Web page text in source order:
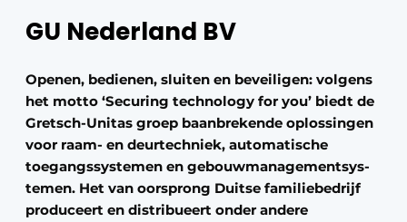
GU Nederland BV
Openen, bedienen, sluiten en beveiligen: volgens
het motto ‘Securing technology for you’ biedt de
Gretsch-Unitas groep baanbrekende oplossingen
voor raam- en deurtechniek, automatische
toegangssystemen en gebouwma­nage­ment­sys­
temen. Het van oorsprong Duitse familiebedrijf
produceert en distribueert onder andere